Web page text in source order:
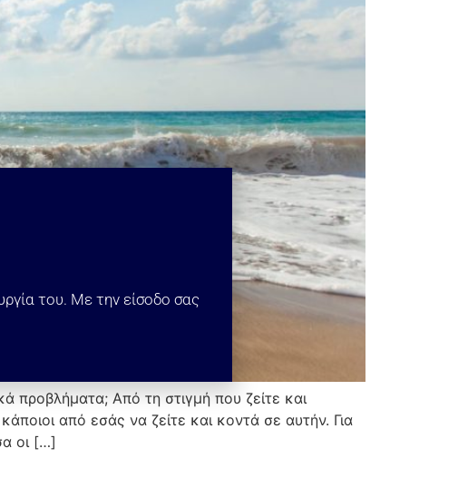
Από τη στιγμή που ζείτε και
από εσάς να ζείτε και κοντά σε αυτήν. Για
οι […]
του. Με την είσοδο σας